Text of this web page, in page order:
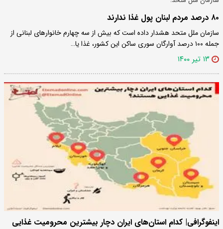
۸۰ درصد مردم لبنان پول غذا ندارند
سازمان ملل متحد هشدار داده است که بیش از سه چهارم خانوارهای لبنانی از
جمله ۱۰۰ درصد آوارگان سوری ساکن این کشور، غذا یا…
۱۳ تیر ۱۴۰۰
اینفوگرافی| کدام استان‌های ایران دچار بیشترین محرومیت غذایی